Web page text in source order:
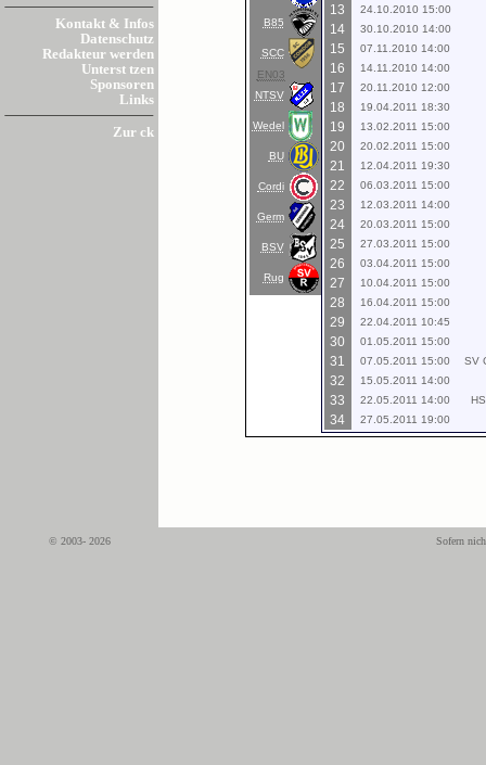
Kontakt & Infos
Datenschutz
Redakteur werden
Unterst tzen
Sponsoren
Links
Zur ck
B85
SCC
EN03
NTSV
Wedel
BU
Cordi
Germ
BSV
Rug
13 24.10.2010 15:00
14 30.10.2010 14:00
15 07.11.2010 14:00
16 14.11.2010 14:00
17 20.11.2010 12:00
18 19.04.2011 18:30
19 13.02.2011 15:00
20 20.02.2011 15:00
21 12.04.2011 19:30
22 06.03.2011 15:00
23 12.03.2011 14:00
24 20.03.2011 15:00
25 27.03.2011 15:00
26 03.04.2011 15:00
27 10.04.2011 15:00
28 16.04.2011 15:00
29 22.04.2011 10:45
30 01.05.2011 15:00
31 07.05.2011 15:00 SV
32 15.05.2011 14:00
33 22.05.2011 14:00
34 27.05.2011 19:00
© 2003- 2026 Sofern